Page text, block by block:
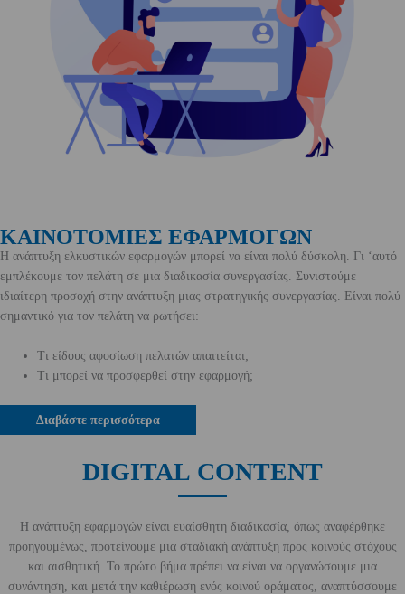
ΚΑΙΝΟΤΟΜΙΕΣ ΕΦΑΡΜΟΓΩΝ
Η ανάπτυξη ελκυστικών εφαρμογών μπορεί να είναι πολύ δύσκολη. Γι ‘αυτό
εμπλέκουμε τον πελάτη σε μια διαδικασία συνεργασίας. Συνιστούμε
ιδιαίτερη προσοχή στην ανάπτυξη μιας στρατηγικής συνεργασίας. Είναι πολύ
σημαντικό για τον πελάτη να ρωτήσει:
Τι είδους αφοσίωση πελατών απαιτείται;
Τι μπορεί να προσφερθεί στην εφαρμογή;
Διαβάστε περισσότερα
DIGITAL CONTENT
Η ανάπτυξη εφαρμογών είναι ευαίσθητη διαδικασία, όπως αναφέρθηκε
προηγουμένως, προτείνουμε μια σταδιακή ανάπτυξη προς κοινούς στόχους
και αισθητική. Το πρώτο βήμα πρέπει να είναι να οργανώσουμε μια
συνάντηση, και μετά την καθιέρωση ενός κοινού οράματος, αναπτύσσουμε